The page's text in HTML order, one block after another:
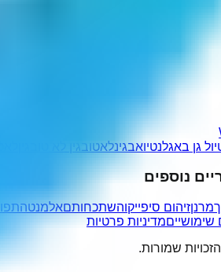
גן באגלנטיואבגינלאטובגין לא טוב
נוספים
מרנןזיהום סיפייקוהשתכחותםאלמנטה
שימושייםמדיניות פרטיות